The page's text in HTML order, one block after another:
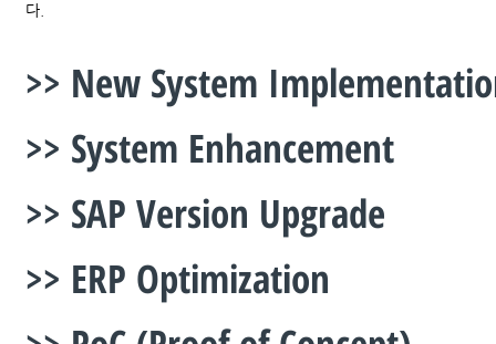
다.
>> New System
>> System Enhancement
>> SAP Version Upgrade
>> ERP Optimization